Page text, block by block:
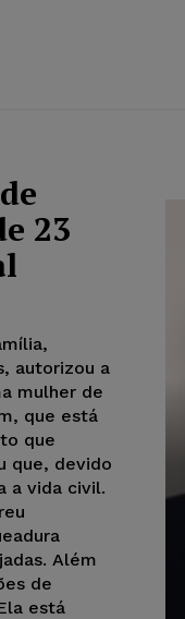
23
autorizou a
mulher de
que está
que
que, devido
a vida civil.
Além
de
está